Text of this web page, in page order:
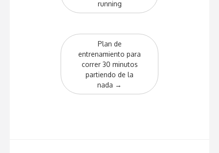
running
Plan de
entrenamiento para
correr 30 minutos
partiendo de la
nada →